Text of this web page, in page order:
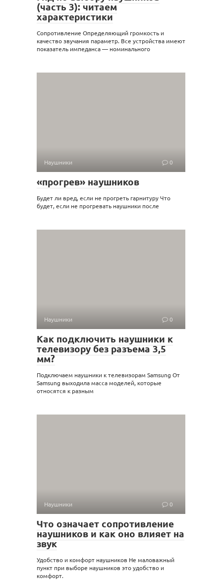
(часть 3): читаем
характеристики
Сопротивление Определяющий громкость и
качество звучания параметр. Все устройства имеют
показатель импеданса — номинального
Наушники 0
«прогрев» наушников
Будет ли вред, если не прогреть гарнитуру Что
будет, если не прогревать наушники после
Наушники 0
Как подключить наушники к
телевизору без разъема 3,5
мм?
Подключаем наушники к телевизорам Samsung От
Samsung выходила масса моделей, которые
относятся к разным
Наушники 0
Что означает сопротивление
наушников и как оно влияет на
звук
Удобство и комфорт наушников Не маловажный
пункт при выборе наушников это удобство и
комфорт.